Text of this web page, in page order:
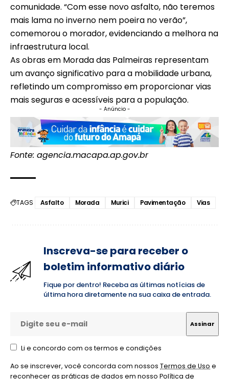
comunidade. “Com esse novo asfalto, não teremos
mais lama no inverno nem poeira no verão”,
comemorou o morador, evidenciando a melhora na
infraestrutura local.
As obras em Morada das Palmeiras representam
um avanço significativo para a mobilidade urbana,
refletindo um compromisso em proporcionar vias
mais seguras e acessíveis para a população.
- Anúncio -
Fonte: agencia.macapa.ap.gov.br
TAGS Asfalto Morada Murici Pavimentação Vias
Inscreva-se para receber o
boletim informativo diário
Fique por dentro! Receba as últimas notícias de
última hora diretamente na sua caixa de entrada.
Li e concordo com os termos e condições
Ao se inscrever, você concorda com nossos Termos de Uso e
reconhecer as práticas de dados em nosso Política de